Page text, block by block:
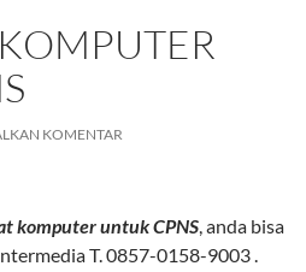
KOMENTAR
komputer untuk CPNS, anda bisa
T. 0857-0158-9003 .